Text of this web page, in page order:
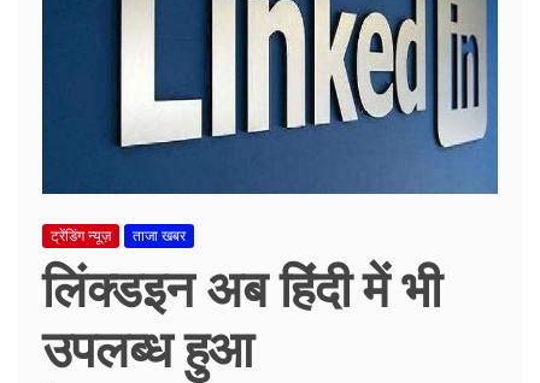
ट्रेंडिंग न्यूज़ ताजा खबर
लिंक्डइन अब हिंदी में भी
उपलब्ध हुआ